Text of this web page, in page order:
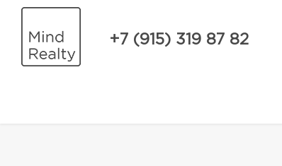
+7 (915) 319 87 82